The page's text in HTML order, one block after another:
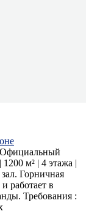
Официальный
м² | 4 этажа |
Горничная
работает в
Требования :